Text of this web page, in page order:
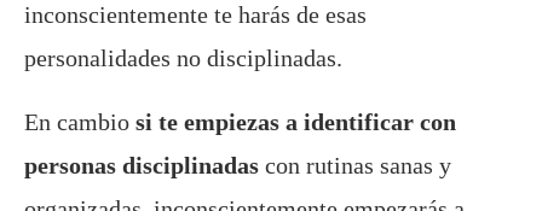
inconscientemente te harás de esas
personalidades no disciplinadas.
En cambio si te empiezas a identificar con
personas disciplinadas con rutinas sanas y